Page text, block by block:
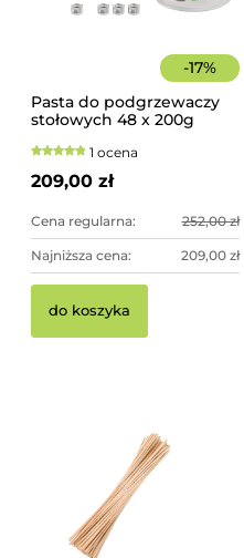
-17%
Pasta do podgrzewaczy
stołowych 48 x 200g
1 ocena
209,00 zł
Cena regularna: 252,00 zł
Najniższa cena: 209,00 zł
do koszyka